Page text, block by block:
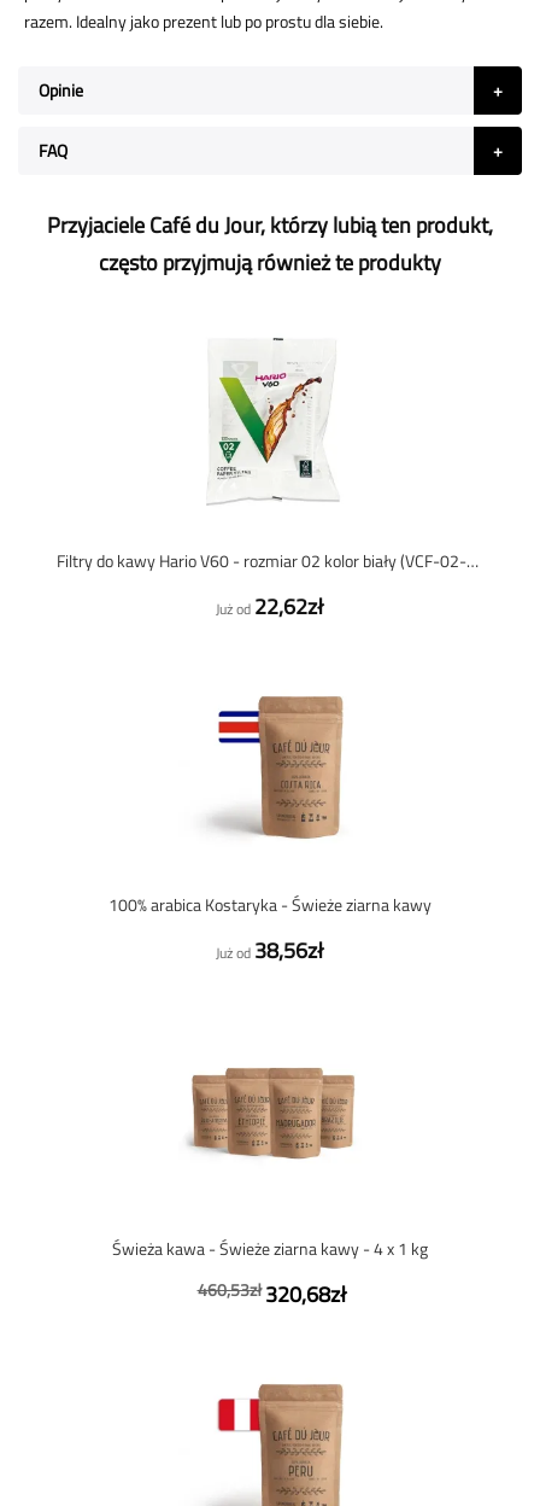
razem. Idealny jako prezent lub po prostu dla siebie.
Opinie
FAQ
Przyjaciele Café du Jour, którzy lubią ten produkt,
często przyjmują również te produkty
Filtry do kawy Hario V60 - rozmiar 02 kolor biały (VCF-02-100W) - 100 sztuk
Już od 22,62zł
100% arabica Kostaryka - Świeże ziarna kawy
Już od 38,56zł
Świeża kawa - Świeże ziarna kawy - 4 x 1 kg
460,53zł 320,68zł